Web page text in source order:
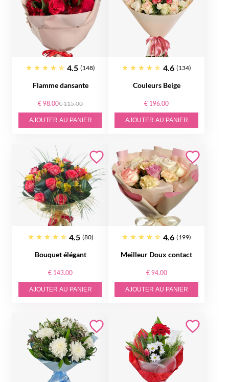
4.5 (148)
Flamme dansante
€ 98.00€ 115.00
AJOUTER AU PANIER
4.6 (134)
Couleurs Beige
€ 196.00
AJOUTER AU PANIER
4.5 (80)
Bouquet élégant
€ 143.00
AJOUTER AU PANIER
4.6 (199)
Meilleur Doux contact
€ 94.00
AJOUTER AU PANIER